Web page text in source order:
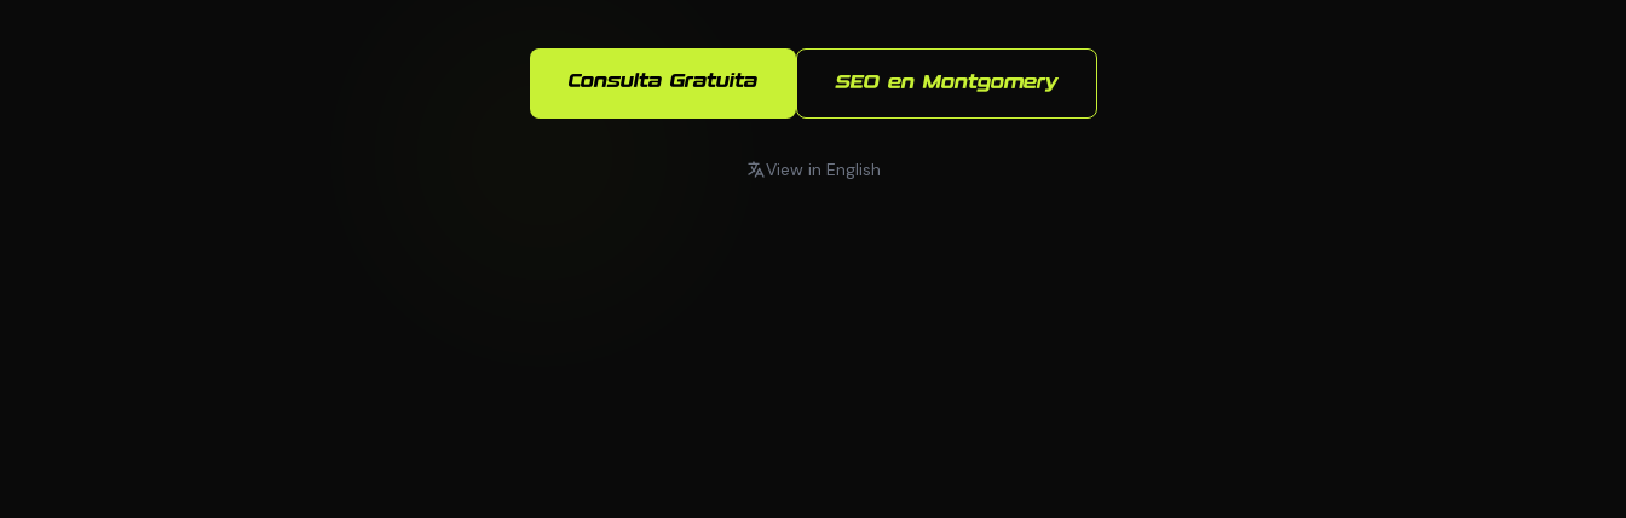
Consulta Gratuita SEO en Montgomery
View in English